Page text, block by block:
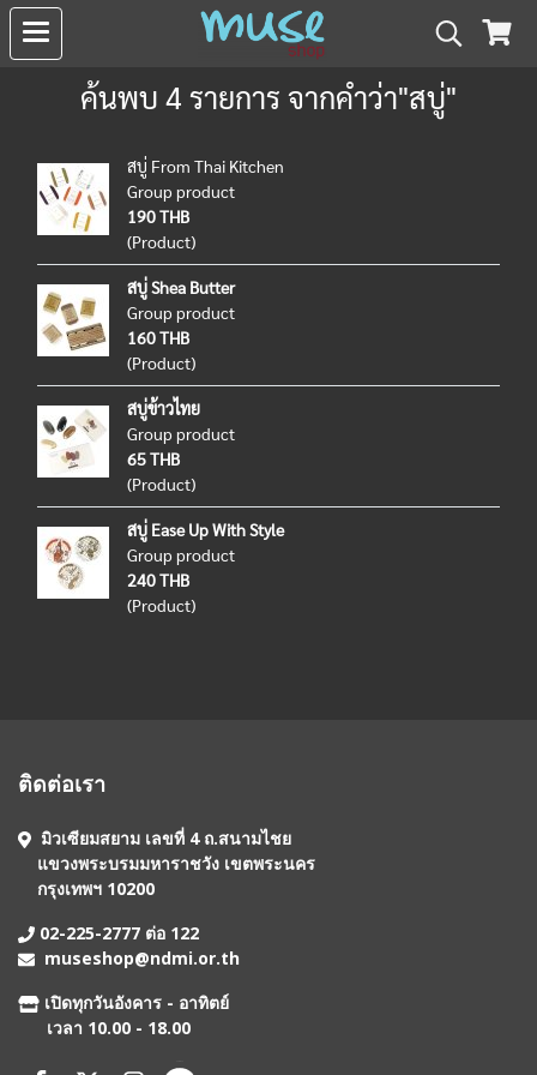
ค้นพบ 4 รายการ จากคำว่า"สบู่"
สบู่ From Thai Kitchen
Group product
190 THB
(Product)
สบู่ Shea Butter
Group product
160 THB
(Product)
สบู่ข้าวไทย
Group product
65 THB
(Product)
สบู่ Ease Up With Style
Group product
240 THB
(Product)
ติดต่อเรา
มิวเซียมสยาม เลขที่ 4 ถ.สนามไชย
แขวงพระบรมมหาราชวัง เขตพระนคร
กรุงเทพฯ 10200
02-225-2777 ต่อ 122
museshop@ndmi.or.th
เปิดทุกวันอังคาร - อาทิตย์
เวลา 10.00 - 18.00